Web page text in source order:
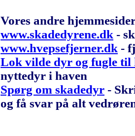
Vores andre
www.skadedyrene.dk -
www.hvepsefjerner.dk -
Lok vilde dyr og fugle til
nyttedyr i haven
Spørg om skadedyr -
og få svar på alt